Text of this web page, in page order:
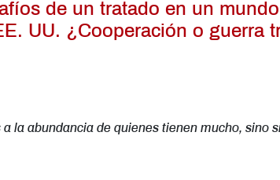
de un tratado en un
UU. ¿Cooperación o guerra
la abundancia de quienes tienen mucho, sino